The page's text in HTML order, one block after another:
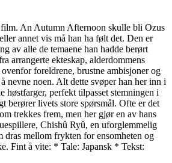
An Autumn Afternoon skulle bli Ozus
annet vis må han ha følt det. Den er
av alle de temaene han hadde berørt
arrangerte ekteskap, alderdommens
foreldrene, brustne ambisjoner og
nevne noen. Alt dette svøper han her inn i
høstfarger, perfekt tilpasset stemningen i
berører livets store spørsmål. Ofte er det
trekkes frem, men her gjør en av hans
Chishû Ryû, en uforglemmelig
dras mellom frykten for ensomheten og
Fint å vite: * Tale: Japansk * Tekst: